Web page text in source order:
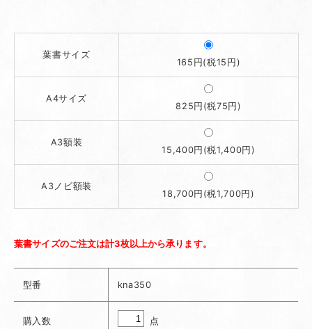
葉書サイズ
165円(税15円)
A4サイズ
825円(税75円)
A3額装
15,400円(税1,400円)
A3ノビ額装
18,700円(税1,700円)
葉書サイズのご注文は計3枚以上から承ります。
型番 kna350
購入数 点